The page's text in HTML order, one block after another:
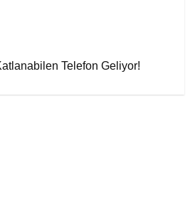
Telefon Geliyor!